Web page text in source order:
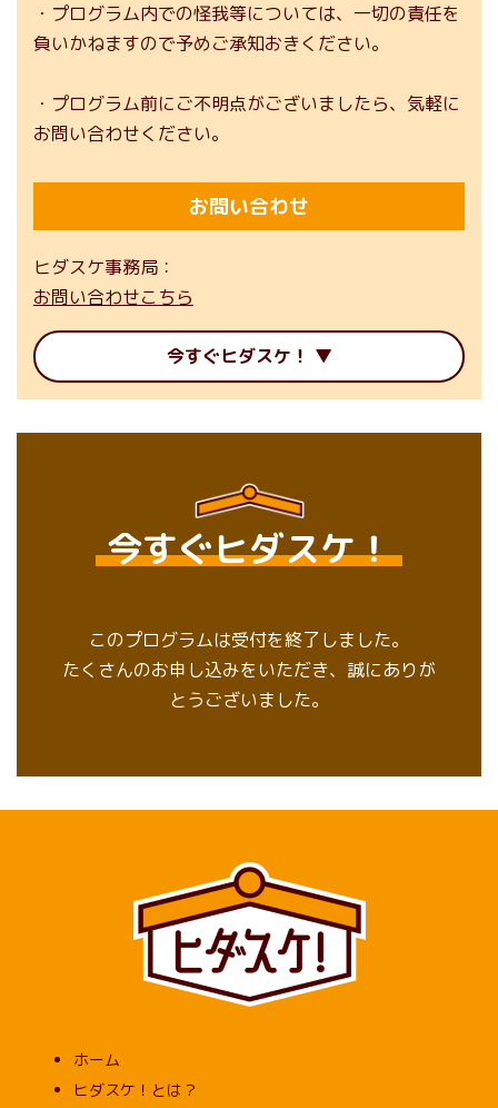
・プログラム内での怪我等については、一切の責任を
負いかねますので予めご承知おきください。
・プログラム前にご不明点がございましたら、気軽に
お問い合わせください。
お問い合わせ
ヒダスケ事務局
お問い合わせこちら
今すぐヒダスケ！
今すぐヒダスケ！
このプログラムは受付を終了しました。
たくさんのお申し込みをいただき、誠にありが
とうございました。
ホーム
ヒダスケ！とは？